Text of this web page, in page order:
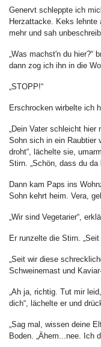
Genervt schleppte ich
Herzattacke. Keks lehnte
mehr und sah
„Was machst'n du hier?“
dann zog ich ihn in die
„STOPP!“
Erschrocken wirbelte ich
„Dein Vater schleicht
Sohn sich in ein Raubtier
droht“, lächelte sie,
Stirn. „Schön, dass du da
Dann kam Paps ins
Sohn kehrt heim. Vera,
„Wir sind Vegetarier“,
Er runzelte die Stirn. „Seit
„Seit wir diese
Schweinemast und
„Ah ja, richtig. Tut mir
dich“, lächelte er und
„Sag mal, wissen deine
Boden. „Ähem...nee. Ich